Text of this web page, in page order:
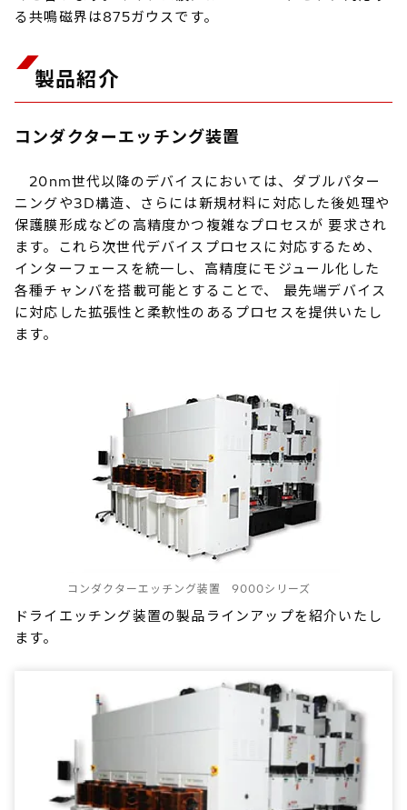
る共鳴磁界は875ガウスです。
製品紹介
コンダクターエッチング装置
20nm世代以降のデバイスにおいては、ダブルパター
ニングや3D構造、さらには新規材料に対応した後処理や
保護膜形成などの高精度かつ複雑なプロセスが 要求され
ます。これら次世代デバイスプロセスに対応するため、
インターフェースを統一し、高精度にモジュール化した
各種チャンバを搭載可能とすることで、 最先端デバイス
に対応した拡張性と柔軟性のあるプロセスを提供いたし
ます。
コンダクターエッチング装置 9000シリーズ
ドライエッチング装置の製品ラインアップを紹介いたし
ます。